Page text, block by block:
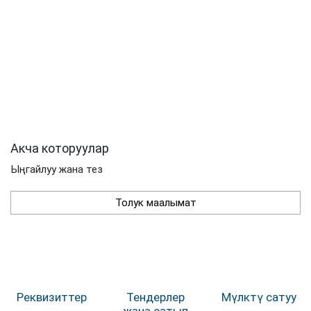
Акча которуулар
Ыңгайлуу жана тез
Толук маалымат
Реквизиттер
Тендерлер
Мүлктү сатуу